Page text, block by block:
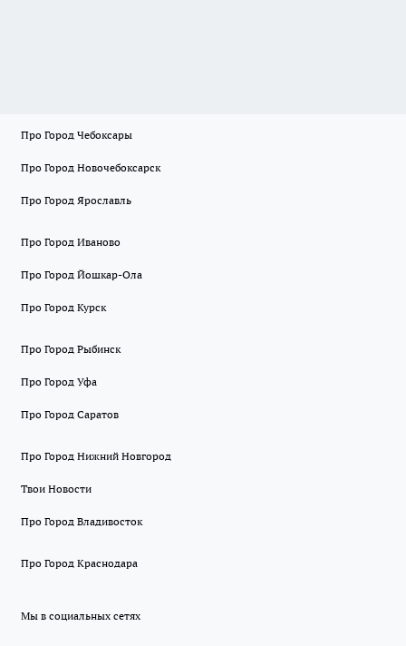
Про Город Чебоксары
Про Город Новочебоксарск
Про Город Ярославль
Про Город Иваново
Про Город Йошкар-Ола
Про Город Курск
Про Город Рыбинск
Про Город Уфа
Про Город Саратов
Про Город Нижний Новгород
Твои Новости
Про Город Владивосток
Про Город Краснодара
Мы в социальных сетях